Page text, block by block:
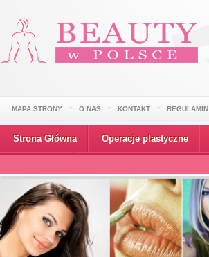
MAPA STRONY O NAS KONTAKT REGULAMIN
Strona Główna Operacje plastyczne